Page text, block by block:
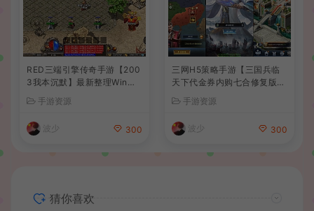
RED三端引擎传奇手游【200
3我本沉默】最新整理Win系
细搭建教程
手游资源
波少 300
三网H5策略手游【三国兵临
天下代金券内购七合修复版】
+Linux手工服务端+管理后台
+GM授权后台+简易安卓客户
端+详细搭建教程+视频教程
手游资源
波少 300
猜你喜欢